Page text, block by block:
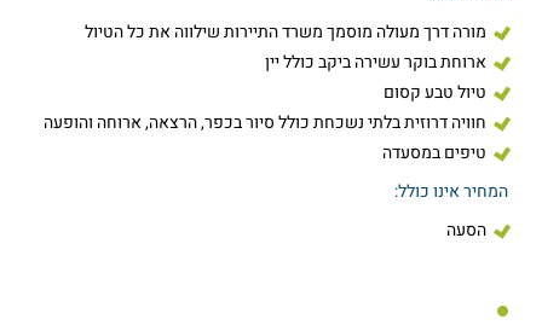
מורה דרך מעולה מוסמך משרד התיירות שילווה את כל הטיול
ארוחת בוקר עשירה ביקב כולל יין
טיול טבע קסום
חוויה דרוזית בלתי נשכחת כולל סיור בכפר, הרצאה, ארוחה והופעה
טיפים במסעדה
המחיר אינו כולל:
הסעה